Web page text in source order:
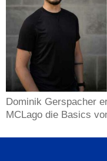
Dominik Gerspacher
MCLago die Basics